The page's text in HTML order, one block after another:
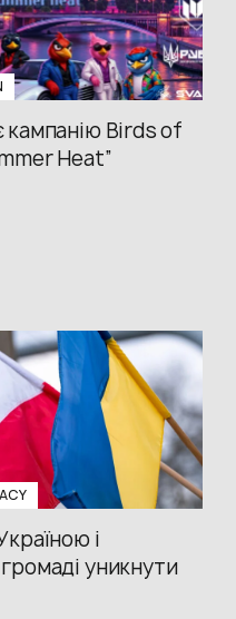
кампанію Birds of
Heat”
і
уникнути